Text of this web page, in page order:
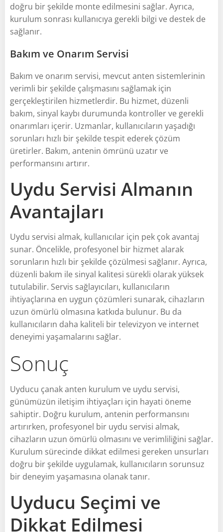
doğru bir şekilde monte edilmesini sağlar. Ayrıca,
kurulum sonrası kullanıcıya gerekli bilgi ve destek de
sağlanır.
Bakım ve Onarım Servisi
Bakım ve onarım servisi, mevcut anten sistemlerinin
verimli bir şekilde çalışmasını sağlamak için
gerçekleştirilen hizmetlerdir. Bu hizmet, düzenli
bakım, sinyal kaybı durumunda kontroller ve gerekli
onarımları içerir. Uzmanlar, kullanıcıların yaşadığı
sorunları hızlı bir şekilde tespit ederek çözüm
üretirler. Bakım, antenin ömrünü uzatır ve
performansını artırır.
Uydu Servisi Almanın
Avantajları
Uydu servisi almak, kullanıcılar için pek çok avantaj
sunar. Öncelikle, profesyonel bir hizmet alarak
sorunların hızlı bir şekilde çözülmesi sağlanır. Ayrıca,
düzenli bakım ile sinyal kalitesi sürekli olarak yüksek
tutulabilir. Servis sağlayıcıları, kullanıcıların
ihtiyaçlarına en uygun çözümleri sunarak, cihazların
uzun ömürlü olmasına katkıda bulunur. Bu da
kullanıcıların daha kaliteli bir televizyon ve internet
deneyimi yaşamalarını sağlar.
Sonuç
Uyducu çanak anten kurulum ve uydu servisi,
günümüzün iletişim ihtiyaçları için hayati öneme
sahiptir. Doğru kurulum, antenin performansını
artırırken, profesyonel bir uydu servisi almak,
cihazların uzun ömürlü olmasını ve verimliliğini sağlar.
Kurulum sürecinde dikkat edilmesi gereken unsurları
doğru bir şekilde uygulamak, kullanıcıların sorunsuz
bir deneyim yaşamasına olanak tanır.
Uyducu Seçimi ve
Dikkat Edilmesi